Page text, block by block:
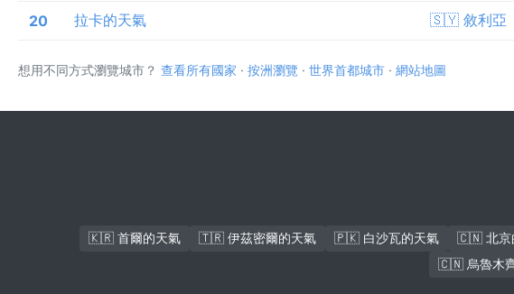
20 拉卡的天氣 🇸🇾 敘利亞
想用不同方式瀏覽城市？ 查看所有國家 · 按洲瀏覽 · 世界首都城市 · 網站地圖
🇰🇷 首爾的天氣 🇹🇷 伊茲密爾的天氣 🇵🇰 白沙瓦的天氣 🇨🇳 北京
🇨🇳 烏魯木